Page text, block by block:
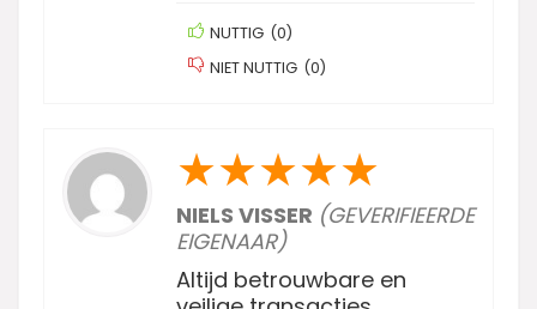
NUTTIG (0)
NIET NUTTIG (0)
★★★★★
NIELS VISSER (GEVERIFIEERDE
EIGENAAR)
Altijd betrouwbare en